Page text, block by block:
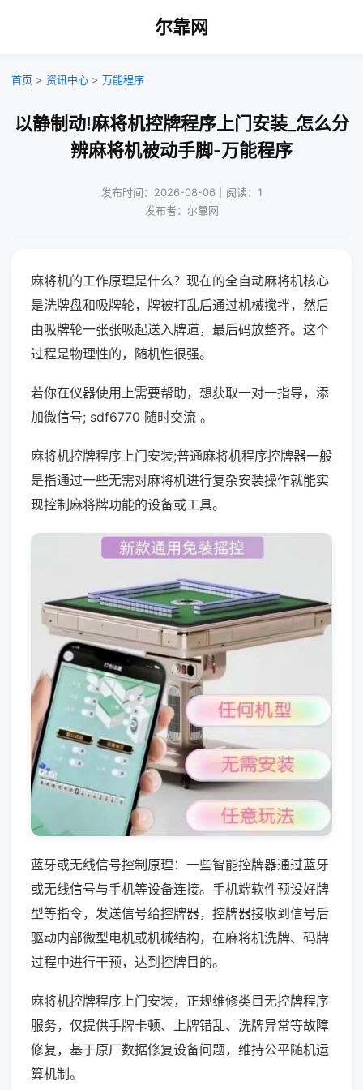
尔靠网
首页 > 资讯中心 > 万能程序
以静制动!麻将机控牌程序上门安装_怎么分
辨麻将机被动手脚-万能程序
发布时间：2026-08-06｜阅读：1
发布者：尔靠网
麻将机的工作原理是什么？现在的全自动麻将机核心
是洗牌盘和吸牌轮，牌被打乱后通过机械搅拌，然后
由吸牌轮一张张吸起送入牌道，最后码放整齐。这个
过程是物理性的，随机性很强。
若你在仪器使用上需要帮助，想获取一对一指导，添
加微信号; sdf6770 随时交流 。
麻将机控牌程序上门安装;普通麻将机程序控牌器一般
是指通过一些无需对麻将机进行复杂安装操作就能实
现控制麻将牌功能的设备或工具。
蓝牙或无线信号控制原理：一些智能控牌器通过蓝牙
或无线信号与手机等设备连接。手机端软件预设好牌
型等指令，发送信号给控牌器，控牌器接收到信号后
驱动内部微型电机或机械结构，在麻将机洗牌、码牌
过程中进行干预，达到控牌目的。
麻将机控牌程序上门安装，正规维修类目无控牌程序
服务，仅提供手牌卡顿、上牌错乱、洗牌异常等故障
修复，基于原厂数据修复设备问题，维持公平随机运
算机制。